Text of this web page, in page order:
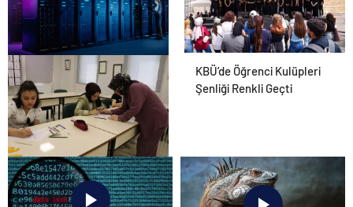
Datahost İle Güvenilir
Sunucu Hizmetleri
KBÜ’de Öğrenci Kulüpleri
Şenliği Renkli Geçti
Kahramanmaraş’ın Kültürel
Takıları